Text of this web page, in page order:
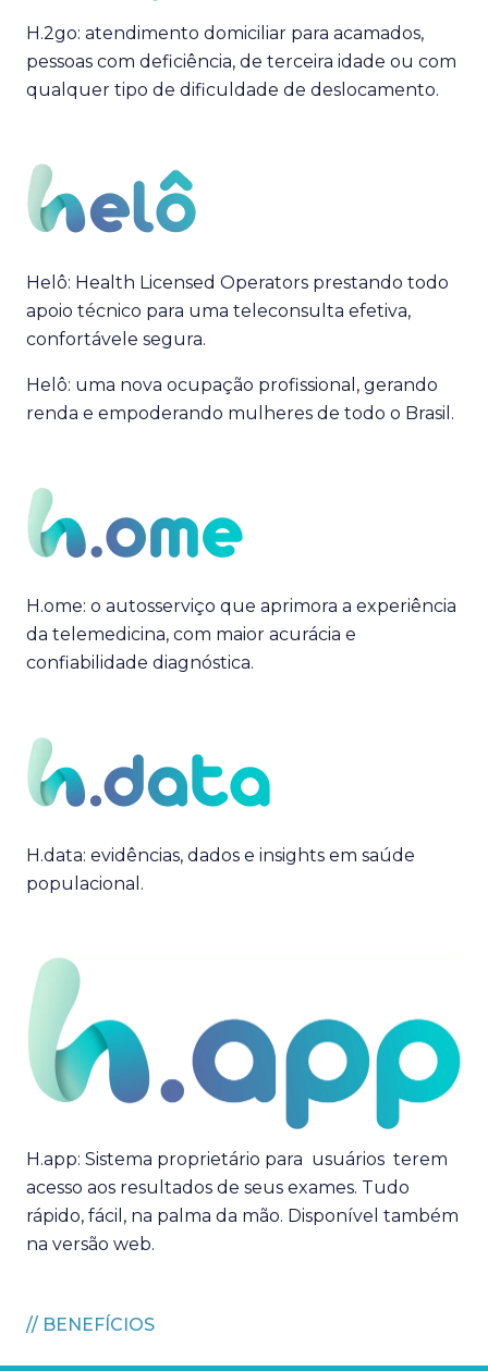
H.2go: atendimento domiciliar para acamados,
pessoas com deficiência, de terceira idade ou com
qualquer tipo de dificuldade de deslocamento.
Helô: Health Licensed Operators prestando todo
apoio técnico para uma teleconsulta efetiva,
confortávele segura.
Helô: uma nova ocupação profissional, gerando
renda e empoderando mulheres de todo o Brasil.
H.ome: o autosserviço que aprimora a experiência
da telemedicina, com maior acurácia e
confiabilidade diagnóstica.
H.data: evidências, dados e insights em saúde
populacional.
H.app: Sistema proprietário para usuários terem
acesso aos resultados de seus exames. Tudo
rápido, fácil, na palma da mão. Disponível também
na versão web.
// BENEFÍCIOS